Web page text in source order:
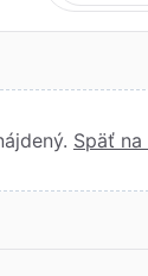
Späť na